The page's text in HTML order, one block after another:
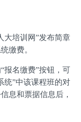
大培训网”发布简章
缴费。
“报名缴费”按钮，可
统”中该课程班的对
息和票据信息后，